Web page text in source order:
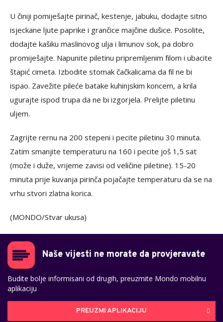
U činiji pomiješajte pirinač, kestenje, jabuku, dodajte sitno
isjeckane ljute paprike i grančice majčine dušice. Posolite,
dodajte kašiku maslinovog ulja i limunov sok, pa dobro
promiješajte. Napunite piletinu pripremljenim filom i ubacite
štapić cimeta. Izbodite stomak čačkalicama da fil ne bi
ispao. Zavežite pileće batake kuhinjskim koncem, a krila
ugurajte ispod trupa da ne bi izgorjela. Prelijte piletinu
uljem.
Zagrijte rernu na 200 stepeni i pecite piletinu 30 minuta.
Zatim smanjite temperaturu na 160 i pecite još 1,5 sat
(može i duže, vrijeme zavisi od veličine piletine). 15-20
minuta prije kuvanja pirinča pojačajte temperaturu da se na
vrhu stvori zlatna korica.
(MONDO/Stvar ukusa)
Naše vijesti ne morate da provjeravate
Budite bolje informisani od drugih, preuzmite Mondo mobilnu
aplikaciju
PREUZMI APLIKACIJU